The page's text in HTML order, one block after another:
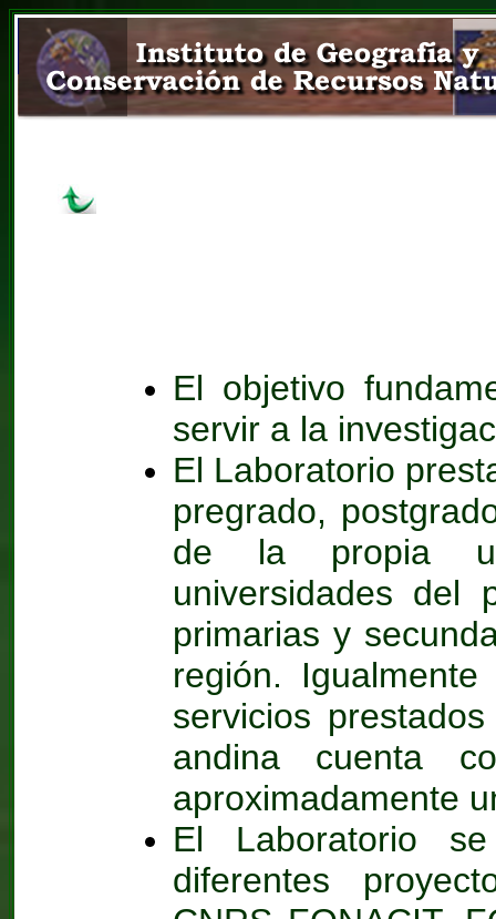
El objetivo
servir a la
El Laboratorio
pregrado,
de la propia
universidades del
primarias y
región.
servicios
andina cuenta
aproximadamente
El Laboratorio
diferentes